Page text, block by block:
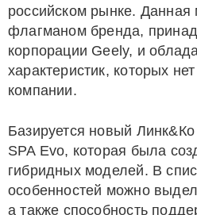
российском рынке. Данная
флагманом бренда,
корпорации Geely, и
характеристик, которых
компании.
Базируется новый
SPA Evo, которая была
гибридных моделей. В
особенностей можно
а также способность